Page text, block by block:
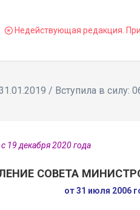
Недействующая редакция.
/ Вступила в силу:
19 декабря 2020 года
СОВЕТА
от 31 июля 2006